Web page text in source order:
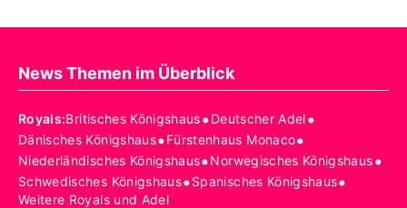
News Themen im Überblick
Royals:Britisches Königshaus•Deutscher Adel•
Dänisches Königshaus•Fürstenhaus Monaco•
Niederländisches Königshaus•Norwegisches Königshaus•
Schwedisches Königshaus•Spanisches Königshaus•
Weitere Royals und Adel